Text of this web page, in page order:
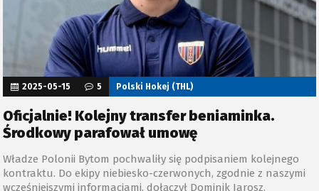
Oficjalnie! Kolejny transfer beniaminka.
Środkowy parafował umowę
Władze Polonii Bytom pochwaliły się podpisaniem kolejnego
kontraktu. Do ekipy niebiesko-czerwonych, zgodnie z naszymi
2025-05-15 5 Polski Hokej (THL)